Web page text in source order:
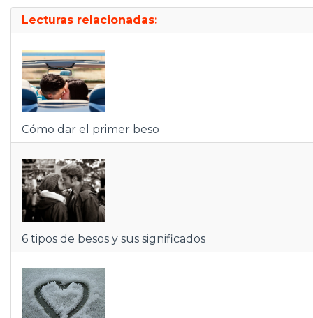
Lecturas relacionadas:
Cómo dar el primer beso
6 tipos de besos y sus significados